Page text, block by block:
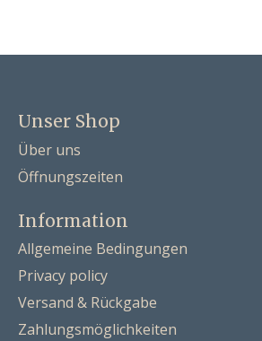
Unser Shop
Über uns
Öffnungszeiten
Information
Allgemeine Bedingungen
Privacy policy
Versand & Rückgabe
Zahlungsmöglichkeiten